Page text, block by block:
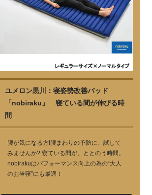
ユメロン黒川：寝姿勢改善パッド
「nobiraku」 寝ている間が伸びる時
間
腰が気になる方!腰まわりの予防に、試して
みませんか? 寝ている間が、ととのう時間。
nobirakuはパフォーマンス向上の為の“大人
のお昼寝”にも最適！